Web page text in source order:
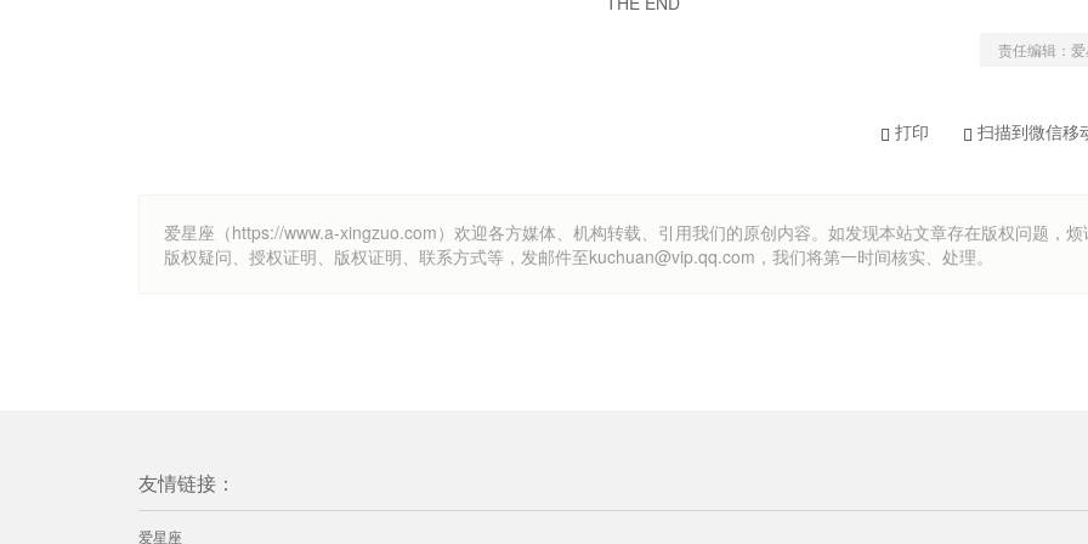
责任编辑：
打印 扫描到微信移
爱星座（https://www.a-xingzuo.com）欢迎各方媒体、机构转载、引用我们的原创内容。如发现本站文章存在版权问题，烦
版权疑问、授权证明、版权证明、联系方式等，发邮件至kuchuan@vip.qq.com，我们将第一时间核实、处理。
友情链接：
爱星座